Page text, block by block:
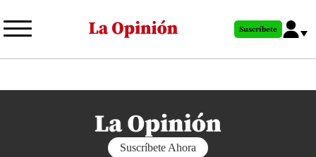
al
principal
Suscríbete
Suscríbete Ahora